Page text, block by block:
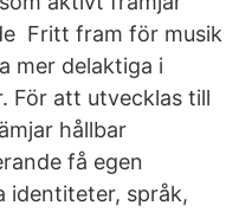
Fritt fram för musik
mer delaktiga i
För att utvecklas till
hållbar
få egen
identiteter, språk,